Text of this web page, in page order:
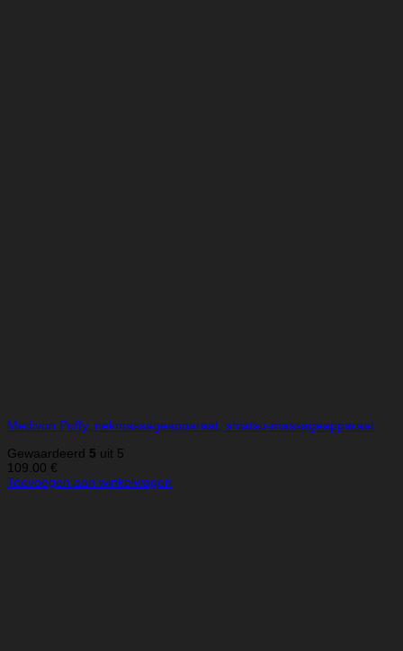
Medivon Puffy, nekmassageapparaat, shiatsu-massageapparaat
Gewaardeerd 5 uit 5
109.00 €
Toevoegen aan winkelwagen